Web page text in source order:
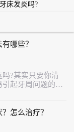
床发炎吗?
哪些？
?其实只要你清
起牙周问题的，
要重视起来!
怎么治疗？